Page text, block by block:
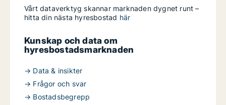
Vårt dataverktyg skannar marknaden dygnet runt –
hitta din nästa hyresbostad här
Kunskap och data om
hyresbostadsmarknaden
→ Data & insikter
→ Frågor och svar
→ Bostadsbegrepp